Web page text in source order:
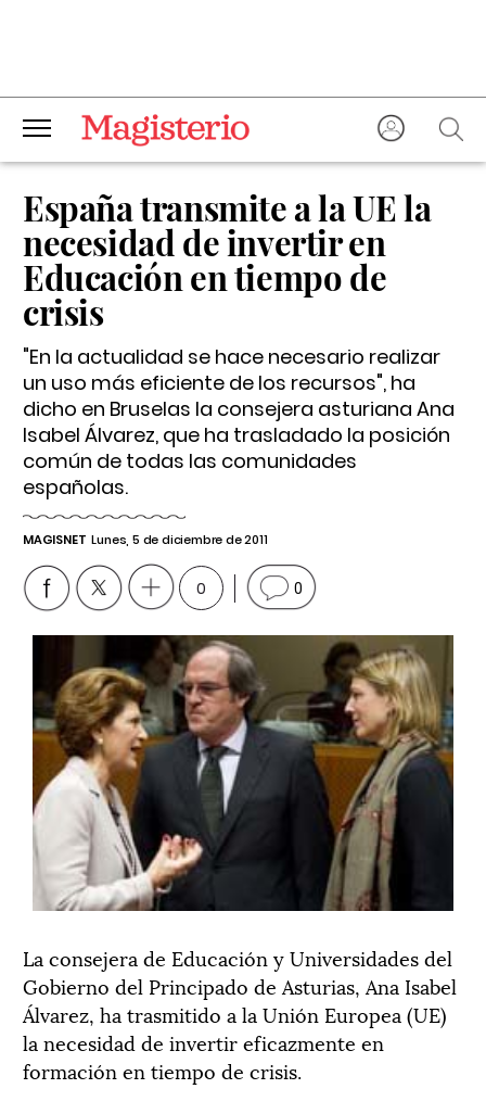
España transmite a la UE la
necesidad de invertir en
Educación en tiempo de
crisis
"En la actualidad se hace necesario realizar
un uso más eficiente de los recursos", ha
dicho en Bruselas la consejera asturiana Ana
Isabel Álvarez, que ha trasladado la posición
común de todas las comunidades
españolas.
MAGISNET Lunes, 5 de diciembre de 2011
0 0
La consejera de Educación y Universidades del
Gobierno del Principado de Asturias, Ana Isabel
Álvarez, ha trasmitido a la Unión Europea (UE)
la necesidad de invertir eficazmente en
formación en tiempo de crisis.